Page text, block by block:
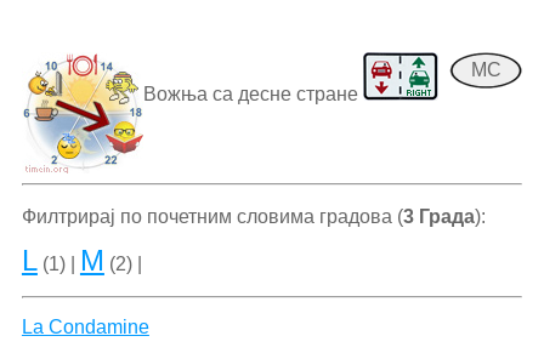
MC
Вожња са десне стране
Филтрирај по почетним словима градова (3 Града):
L(1) | M (2) |
La Condamine